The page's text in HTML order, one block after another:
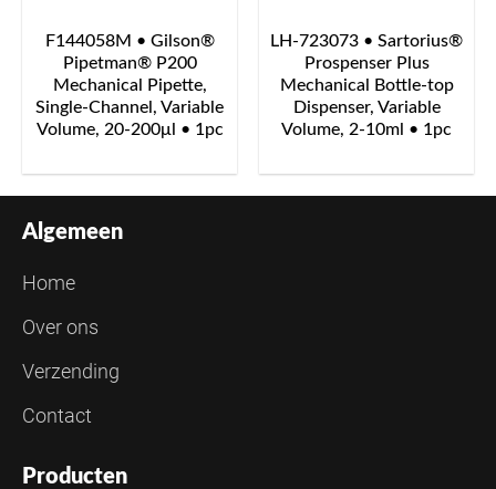
F144058M • Gilson®
Pipetman® P200
Mechanical Pipette,
Single-Channel, Variable
Volume, 20-200μl • 1pc
LH-723073 • Sartorius®
Prospenser Plus
Mechanical Bottle-top
Dispenser, Variable
Volume, 2-10ml • 1pc
Algemeen
Home
Over ons
Verzending
Contact
Producten